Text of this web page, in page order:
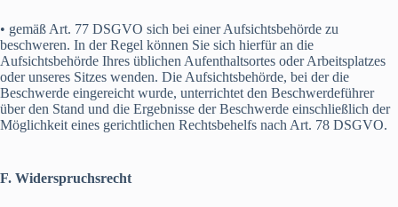
• gemäß Art. 77 DSGVO sich bei einer Aufsichtsbehörde zu
beschweren. In der Regel können Sie sich hierfür an die
Aufsichtsbehörde Ihres üblichen Aufenthaltsortes oder Arbeitsplatzes
oder unseres Sitzes wenden. Die Aufsichtsbehörde, bei der die
Beschwerde eingereicht wurde, unterrichtet den Beschwerdeführer
über den Stand und die Ergebnisse der Beschwerde einschließlich der
Möglichkeit eines gerichtlichen Rechtsbehelfs nach Art. 78 DSGVO.
F. Widerspruchsrecht